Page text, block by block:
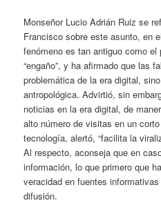
Monseñor Lucio Adrián Ruiz se
Francisco sobre este asunto, en
fenómeno es tan antiguo como
“engaño”, y ha afirmado que las
problemática de la era digital,
antropológica. Advirtió, sin
noticias en la era digital, de
alto número de visitas en un
tecnología, alertó, “facilita la
Al respecto, aconseja que en
información, lo que primero que
veracidad en fuentes
difusión.